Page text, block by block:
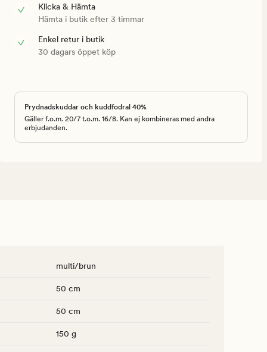
Klicka & Hämta
Hämta i butik efter 3 timmar
Enkel retur i butik
30 dagars öppet köp
Prydnadskuddar och kuddfodral 40%
Gäller f.o.m. 20/7 t.o.m. 16/8. Kan ej kombineras med andra
erbjudanden.
multi/brun
50 cm
50 cm
150 g